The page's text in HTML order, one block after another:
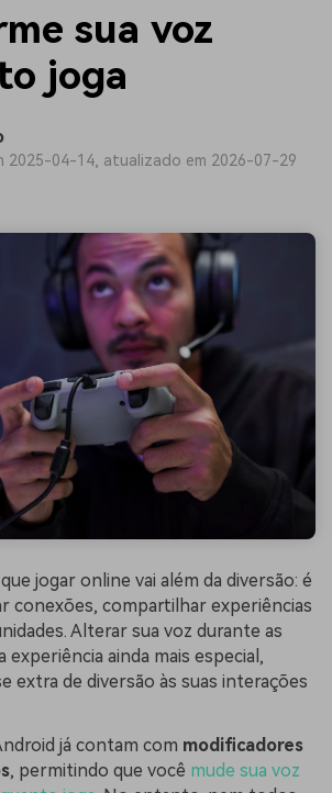
sua voz
joga
2025-04-14, atualizado em 2026-07-29
jogar online vai além da diversão: é
conexões, compartilhar experiências
Alterar sua voz durante as
experiência ainda mais especial,
extra de diversão às suas interações
já contam com modificadores
, permitindo que você mude sua voz